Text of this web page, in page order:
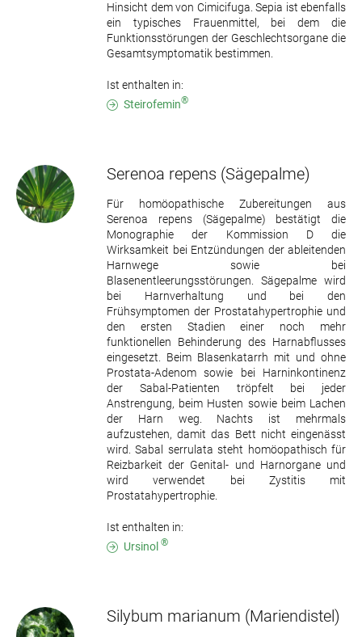
Hinsicht dem von Cimicifuga. Sepia ist ebenfalls
ein typisches Frauenmittel, bei dem die
Funktionsstörungen der Geschlechtsorgane die
Gesamtsymptomatik bestimmen.
Ist enthalten in:
Steirofemin®
Serenoa repens (Sägepalme)
Für homöopathische Zubereitungen aus
Serenoa repens (Sägepalme) bestätigt die
Monographie der Kommission D die
Wirksamkeit bei Entzündungen der ableitenden
Harnwege sowie bei
Blasenentleerungsstörungen. Sägepalme wird
bei Harnverhaltung und bei den
Frühsymptomen der Prostatahypertrophie und
den ersten Stadien einer noch mehr
funktionellen Behinderung des Harnabflusses
eingesetzt. Beim Blasenkatarrh mit und ohne
Prostata-Adenom sowie bei Harninkontinenz
der Sabal-Patienten tröpfelt bei jeder
Anstrengung, beim Husten sowie beim Lachen
der Harn weg. Nachts ist mehrmals
aufzustehen, damit das Bett nicht eingenässt
wird. Sabal serrulata steht homöopathisch für
Reizbarkeit der Genital- und Harnorgane und
wird verwendet bei Zystitis mit
Prostatahypertrophie.
Ist enthalten in:
Ursinol ®
Silybum marianum (Mariendistel)